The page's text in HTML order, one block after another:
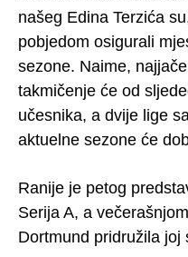
našeg Edina Terzića
pobjedom osigurali
sezone. Naime,
takmičenje će od
učesnika, a dvije lige
aktuelne sezone će
Ranije je petog
Serija A, a
Dortmund pridružila joj